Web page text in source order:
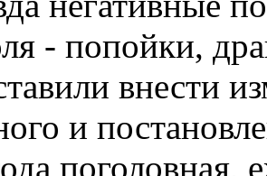
- попойки,
внести
и
поголовная,